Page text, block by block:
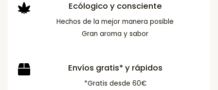
Ecólogico y consciente
Hechos de la mejor manera posible
Gran aroma y sabor
Envíos gratis* y rápidos
*Gratis desde 60€